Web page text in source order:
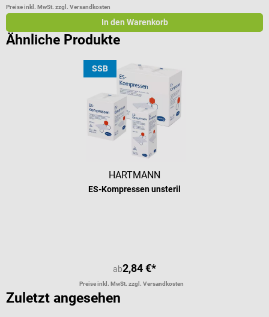
Preise inkl. MwSt. zzgl. Versandkosten
In den Warenkorb
Ähnliche Produkte
SSB
HARTMANN
ES-Kompressen unsteril
ab2,84 €*
Preise inkl. MwSt. zzgl. Versandkosten
Zuletzt angesehen